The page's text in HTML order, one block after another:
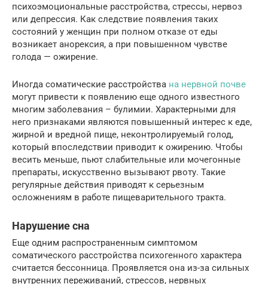
психоэмоциональные расстройства, стрессы, нервоз
или депрессия. Как следствие появления таких
состояний у женщин при полном отказе от еды
возникает анорексия, а при повышенном чувстве
голода — ожирение.
Иногда соматические расстройства на нервной почве
могут привести к появлению еще одного известного
многим заболевания – булимии. Характерными для
него признаками являются повышенный интерес к еде,
жирной и вредной пище, неконтролируемый голод,
который впоследствии приводит к ожирению. Чтобы
весить меньше, пьют слабительные или мочегонные
препараты, искусственно вызывают рвоту. Такие
регулярные действия приводят к серьезным
осложнениям в работе пищеварительного тракта.
Нарушение сна
Еще одним распространенным симптомом
соматического расстройства психогенного характера
считается бессонница. Проявляется она из-за сильных
внутренних переживаний, стрессов, нервных